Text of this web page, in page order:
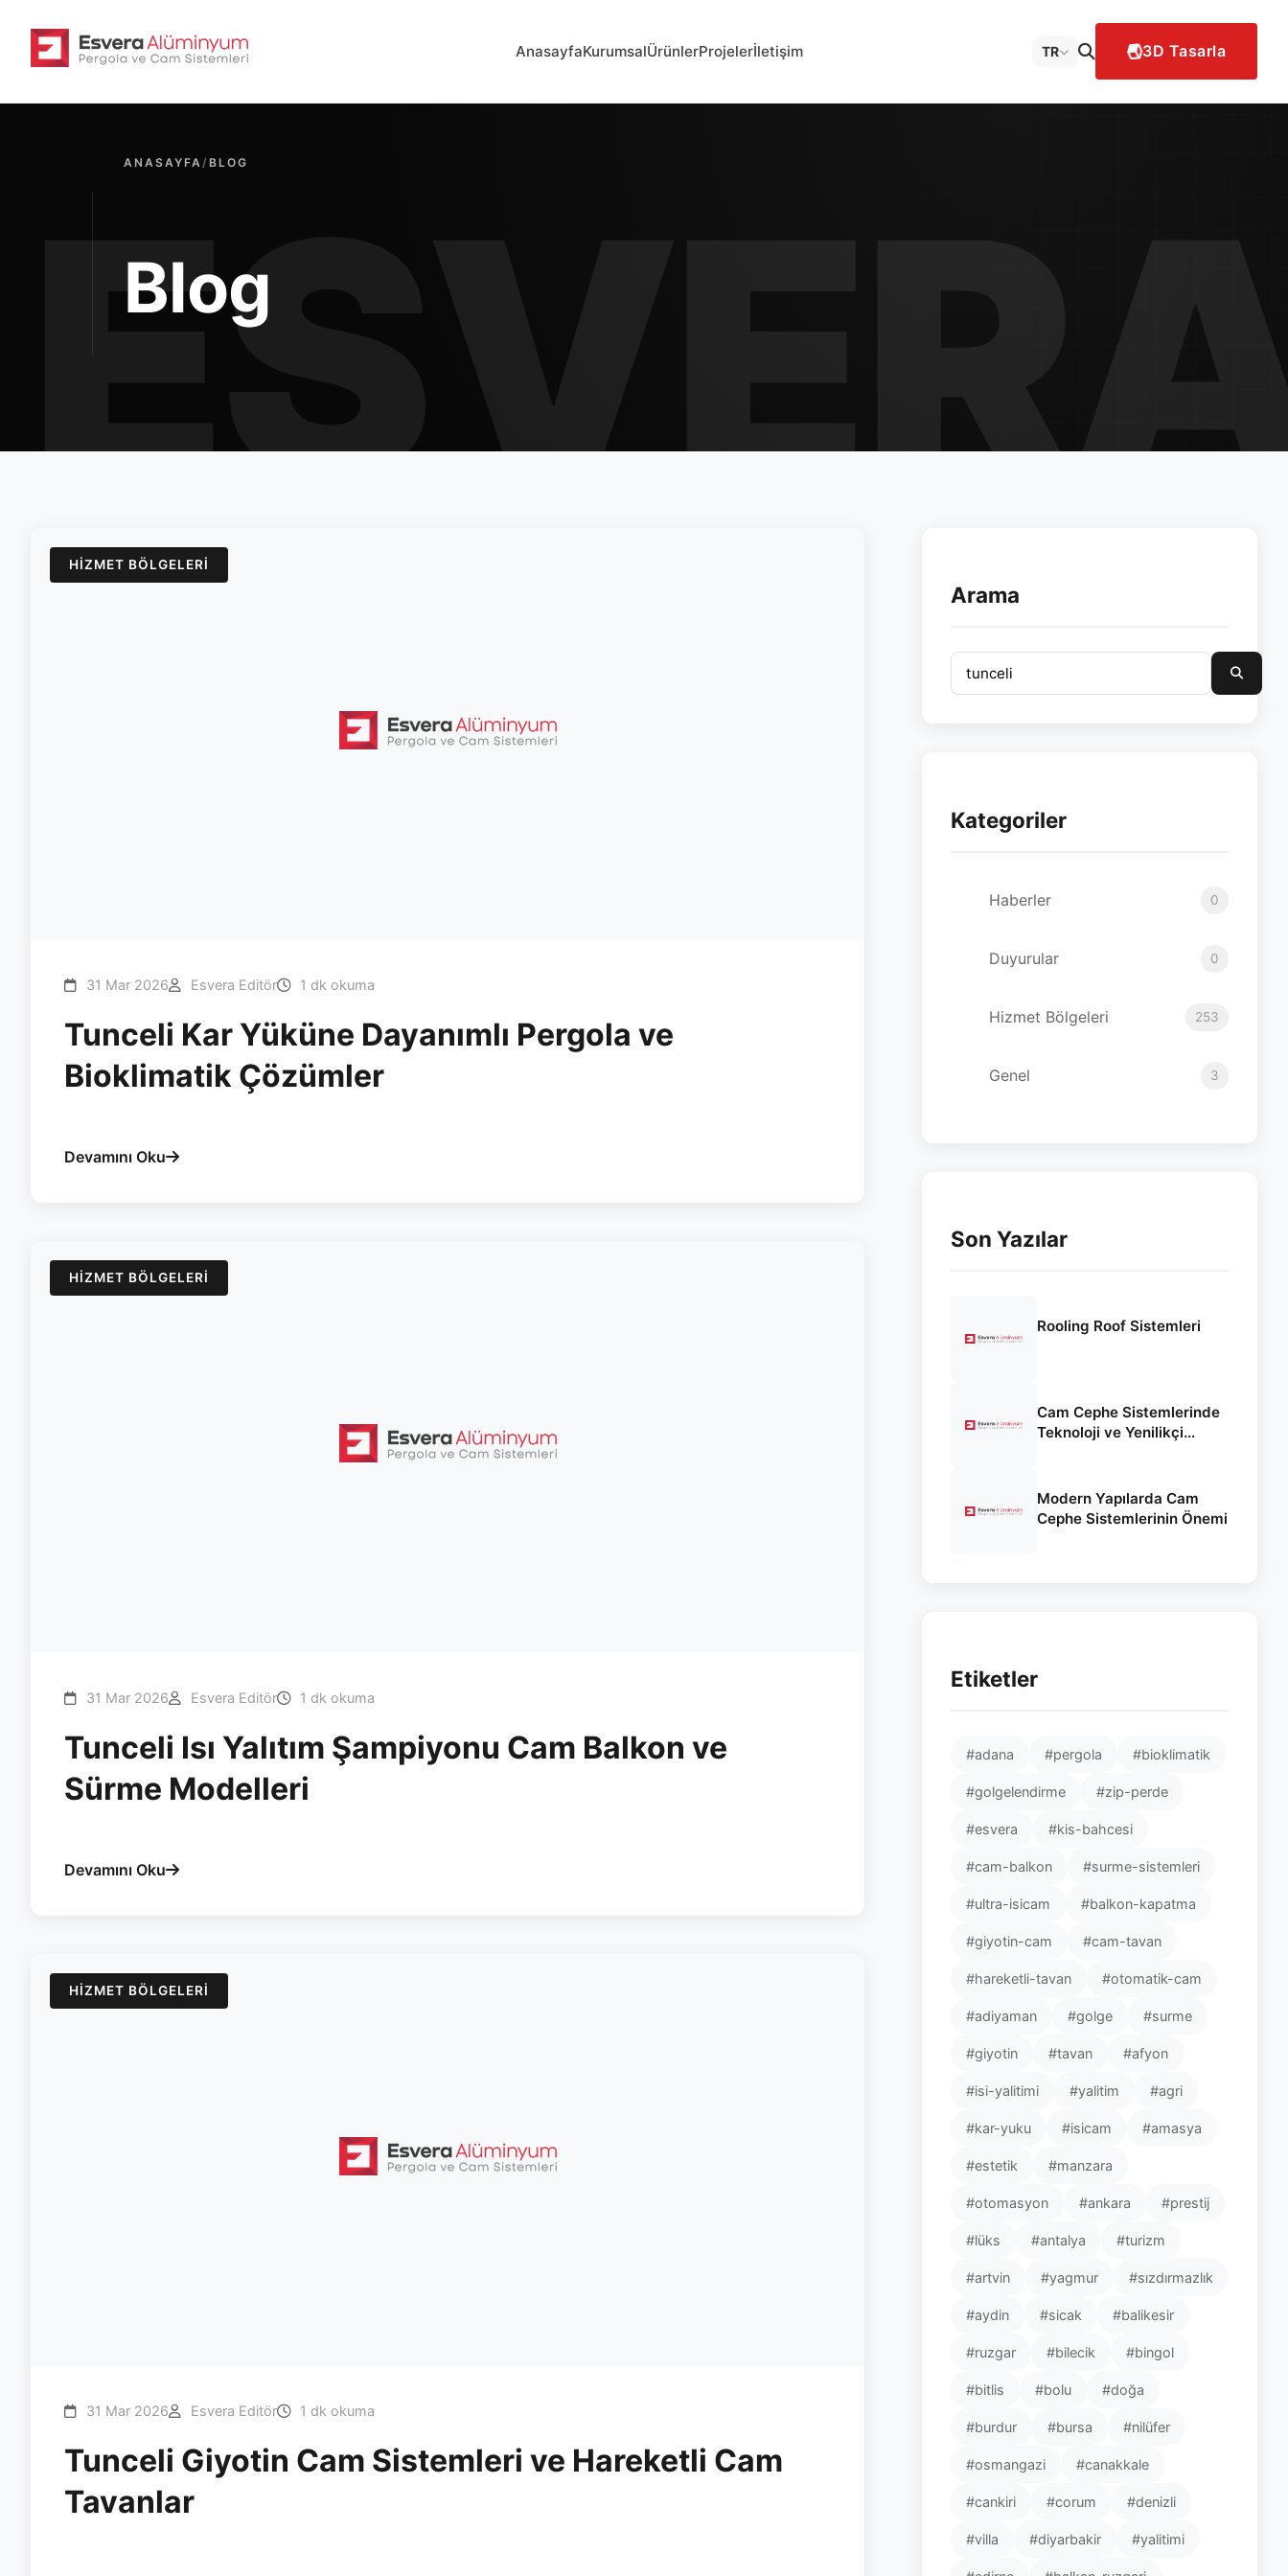
AnasayfaKurumsalÜrünlerProjelerİletişim TR 3D Tasarla
ANASAYFA/ BLOG
Blog
HIZMET BÖLGELERI
31 Mar 2026 Esvera Editör 1 dk okuma
Tunceli Kar Yüküne Dayanımlı Pergola ve
Bioklimatik Çözümler
Devamını Oku
HIZMET BÖLGELERI
31 Mar 2026 Esvera Editör 1 dk okuma
Tunceli Isı Yalıtım Şampiyonu Cam Balkon ve
Sürme Modelleri
Devamını Oku
HIZMET BÖLGELERI
31 Mar 2026 Esvera Editör 1 dk okuma
Tunceli Giyotin Cam Sistemleri ve Hareketli Cam
Tavanlar
Arama
Kategoriler
Haberler 0
Duyurular 0
Hizmet Bölgeleri 253
Genel 3
Son Yazılar
Rooling Roof Sistemleri
Cam Cephe Sistemlerinde
Teknoloji ve Yenilikçi
Modern Yapılarda Cam
Cephe Sistemlerinin Önemi
Etiketler
#adana #pergola #bioklimatik
#golgelendirme #zip-perde
#esvera #kis-bahcesi
#cam-balkon #surme-sistemleri
#ultra-isicam #balkon-kapatma
#giyotin-cam #cam-tavan
#hareketli-tavan #otomatik-cam
#adiyaman #golge #surme
#giyotin #tavan #afyon
#isi-yalitimi #yalitim #agri
#kar-yuku #isicam #amasya
#estetik #manzara
#otomasyon #ankara #prestij
#lüks #antalya #turizm
#artvin #yagmur #sızdırmazlık
#aydin #sicak #balikesir
#ruzgar #bilecik #bingol
#bitlis #bolu #doğa
#burdur #bursa #nilüfer
#osmangazi #canakkale
#cankiri #corum #denizli
#villa #diyarbakir #yalitimi